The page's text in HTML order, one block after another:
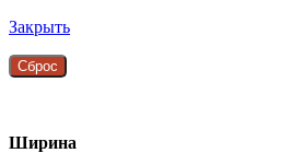
Закрыть
Сброc
Ширина